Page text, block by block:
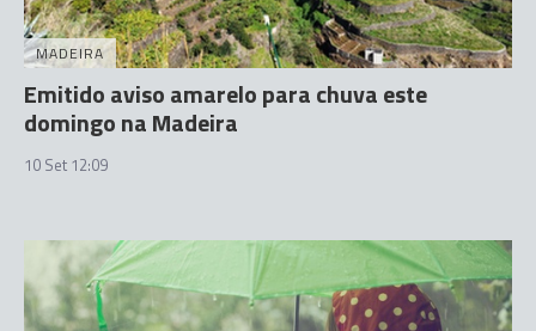
MADEIRA
Emitido aviso amarelo para chuva este
domingo na Madeira
10 Set 12:09